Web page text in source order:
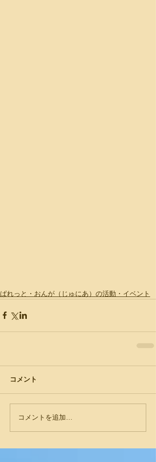
ぱれっと・おんが（じゅにあ）の活動・イベント
コメント
コメントを追加…